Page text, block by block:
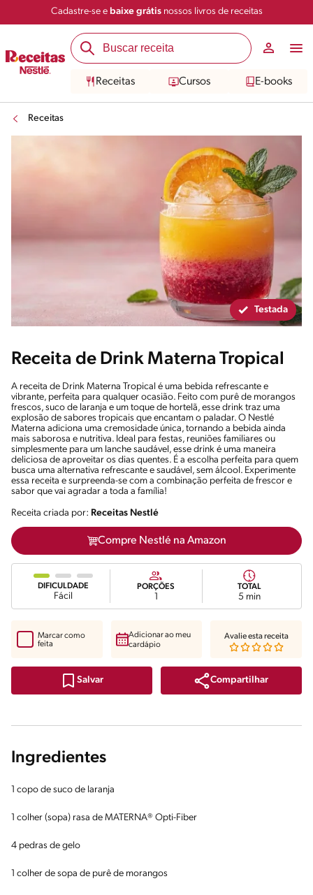
Cadastre-se e baixe grátisnossos livros de receitas
Receitas Cursos E-books
Receitas
Salvar Compartilhar
Testada
Receita de Drink Materna Tropical
A receita de Drink Materna Tropical é uma bebida refrescante e
vibrante, perfeita para qualquer ocasião. Feito com purê de morangos
frescos, suco de laranja e um toque de hortelã, esse drink traz uma
explosão de sabores tropicais que encantam o paladar. O Nestlé
Materna adiciona uma cremosidade única, tornando a bebida ainda
mais saborosa e nutritiva. Ideal para festas, reuniões familiares ou
simplesmente para um lanche saudável, esse drink é uma maneira
deliciosa de aproveitar os dias quentes. É a escolha perfeita para quem
busca uma alternativa refrescante e saudável, sem álcool. Experimente
essa receita e surpreenda-se com a combinação perfeita de frescor e
sabor que vai agradar a toda a família!
Receita criada por: Receitas Nestlé
Compre Nestlé na Amazon
DIFICULDADE
Fácil
PORÇÕES
1
TOTAL
5 min
Salvar Compartilhar
Marcar como
feita
Adicionar ao meu
cardápio
Avalie esta receita
Ingredientes
1 copo de suco de laranja
1 colher (sopa) rasa de MATERNA® Opti-Fiber
4 pedras de gelo
1 colher de sopa de purê de morangos